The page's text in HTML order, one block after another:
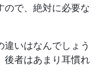
ので、絶対に必要な
いはなんでしょう
後者はあまり耳慣れ